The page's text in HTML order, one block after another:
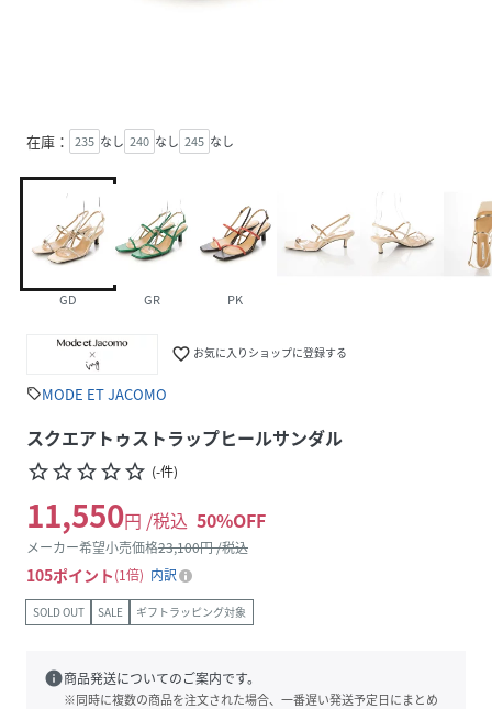
在庫： 235 なし 240 なし 245 なし
GD GR PK
favorite_border お気に入りショップに登録する
sellMODE ET JACOMO
スクエアトゥストラップヒールサンダル
star_borderstar_borderstar_borderstar_borderstar_border (-件)
11,550円 /税込 50%OFF
メーカー希望小売価格23,100円 /税込
105ポイント 1倍 内訳
SOLD OUT SALE ギフトラッピング対象
info商品発送についてのご案内です。
※同時に複数の商品を注文された場合、一番遅い発送予定日にまとめ